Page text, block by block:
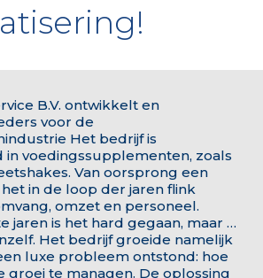
B.V. ontwikkelt en
voor de
Het bedrijf is
in voedingssupplementen, zoals
Van oorsprong een
in de loop der jaren flink
omzet en personeel.
jaren is het hard gegaan, maar …
Het bedrijf groeide namelijk
luxe probleem ontstond: hoe
groei te managen. De oplossing